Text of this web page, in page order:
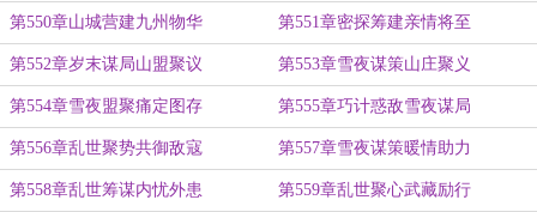
第550章山城营建九州物华 第551章密探筹建亲情将至
第552章岁末谋局山盟聚议 第553章雪夜谋策山庄聚义
第554章雪夜盟聚痛定图存 第555章巧计惑敌雪夜谋局
第556章乱世聚势共御敌寇 第557章雪夜谋策暖情助力
第558章乱世筹谋内忧外患 第559章乱世聚心武藏励行